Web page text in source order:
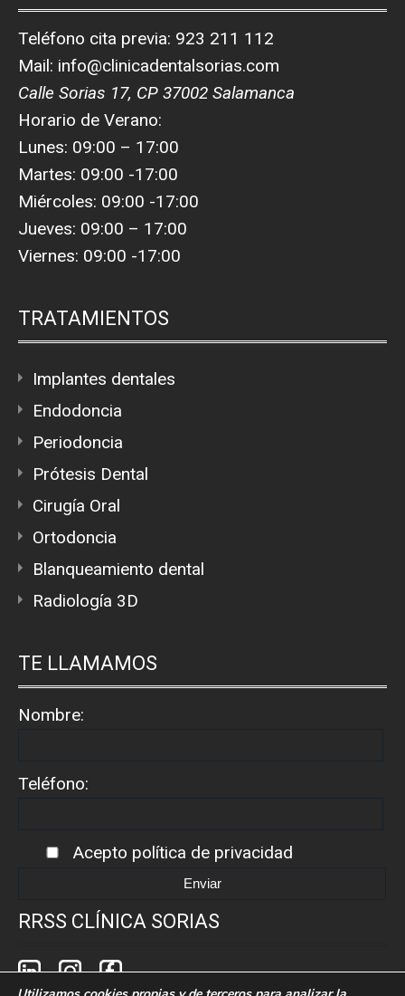
Teléfono cita previa: 923 211 112
Mail: info@clinicadentalsorias.com
Calle Sorias 17, CP 37002 Salamanca
Horario de Verano:
Lunes: 09:00 – 17:00
Martes: 09:00 -17:00
Miércoles: 09:00 -17:00
Jueves: 09:00 – 17:00
Viernes: 09:00 -17:00
TRATAMIENTOS
Implantes dentales
Endodoncia
Periodoncia
Prótesis Dental
Cirugía Oral
Ortodoncia
Blanqueamiento dental
Radiología 3D
TE LLAMAMOS
Nombre:
Teléfono:
Acepto política de privacidad
RRSS CLÍNICA SORIAS